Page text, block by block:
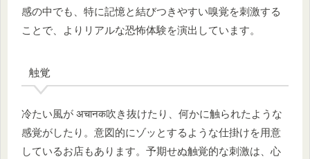
感の中でも、特に記憶と結びつきやすい嗅覚を刺激する
ことで、よりリアルな恐怖体験を演出しています。
触覚
冷たい風が अचानक吹き抜けたり、何かに触られたような
感覚がしたり。意図的にゾッとするような仕掛けを用意
しているお店もあります。予期せぬ触覚的な刺激は、心